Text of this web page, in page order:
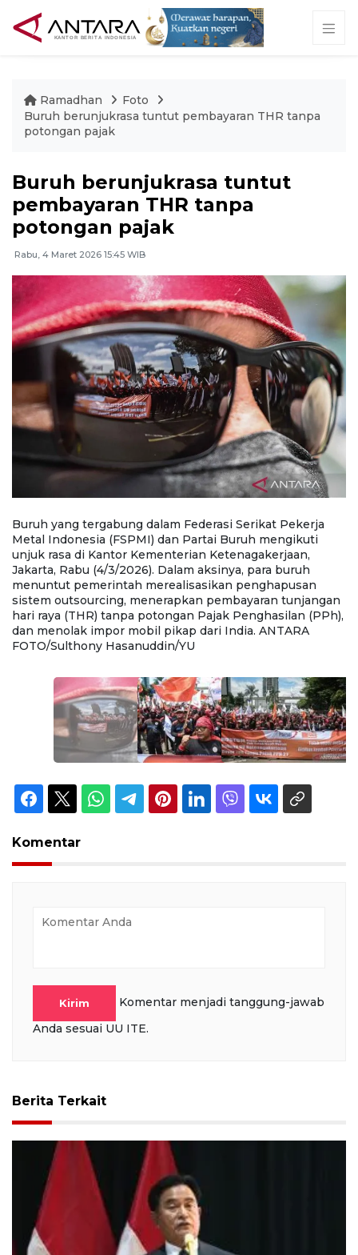
Ramadhan
Foto
Buruh berunjukrasa tuntut pembayaran THR tanpa
potongan pajak
Buruh berunjukrasa tuntut
pembayaran THR tanpa
potongan pajak
Rabu, 4 Maret 2026 15:45 WIB
Buruh yang tergabung dalam Federasi Serikat Pekerja
Metal Indonesia (FSPMI) dan Partai Buruh mengikuti
unjuk rasa di Kantor Kementerian Ketenagakerjaan,
Jakarta, Rabu (4/3/2026). Dalam aksinya, para buruh
menuntut pemerintah merealisasikan penghapusan
sistem outsourcing, menerapkan pembayaran tunjangan
hari raya (THR) tanpa potongan Pajak Penghasilan (PPh),
dan menolak impor mobil pikap dari India. ANTARA
FOTO/Sulthony Hasanuddin/YU
Komentar
Kirim
Komentar menjadi tanggung-jawab
Anda sesuai UU ITE.
Berita Terkait